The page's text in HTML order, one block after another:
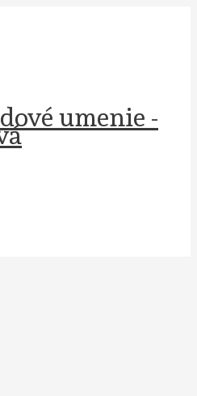
umenie -